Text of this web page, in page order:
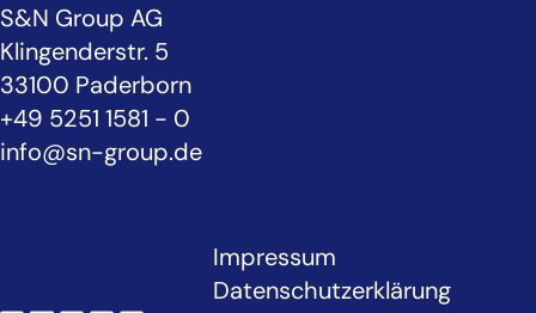
S&N Group AG
Klingenderstr. 5
33100 Paderborn
+49 5251 1581 - 0
info@sn-group.de
Impressum
Datenschutzerklärung